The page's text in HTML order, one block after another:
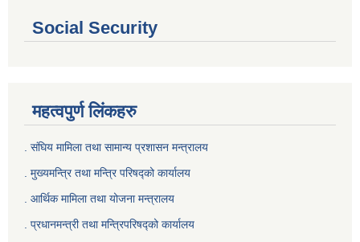
Social Security
महत्वपुर्ण लिंकहरु
. संघिय मामिला तथा सामान्य प्रशासन मन्त्रालय
. मुख्यमन्त्रि तथा मन्त्रि परिषद्को कार्यालय
. आर्थिक मामिला तथा योजना मन्त्रालय
. प्रधानमन्त्री तथा मन्त्रिपरिषद्को कार्यालय